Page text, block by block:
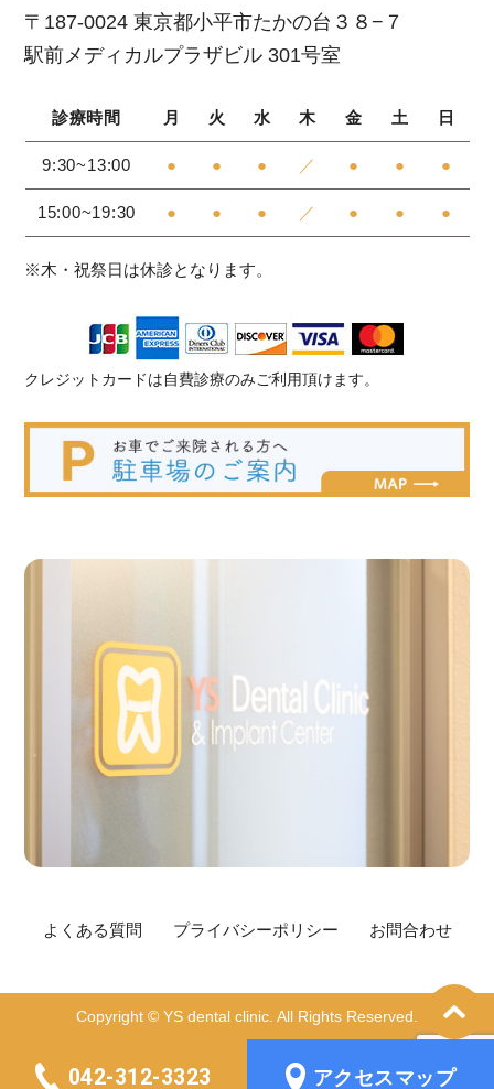
〒187-0024 東京都小平市たかの台３８−７
駅前メディカルプラザビル 301号室
診療時間 月 火 水 木 金 土 日
9:30~13:00 ● ● ● ／ ● ● ●
15:00~19:30 ● ● ● ／ ● ● ●
※木・祝祭日は休診となります。
クレジットカードは自費診療のみご利用頂けます。
よくある質問 プライバシーポリシー お問合わせ
Copyright © YS dental clinic. All Rights Reserved.
042-312-3323 アクセスマップ